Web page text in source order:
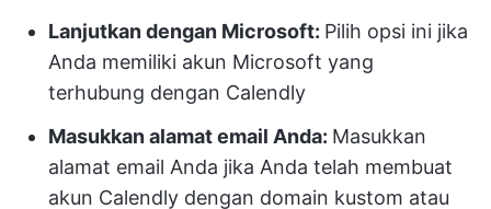
Lanjutkan dengan Microsoft: Pilih opsi ini jika
Anda memiliki akun Microsoft yang
terhubung dengan Calendly
Masukkan alamat email Anda: Masukkan
alamat email Anda jika Anda telah membuat
akun Calendly dengan domain kustom atau